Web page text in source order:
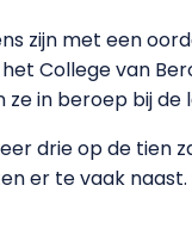
zijn met een
College van
in beroep bij de
drie op de tien
er te vaak